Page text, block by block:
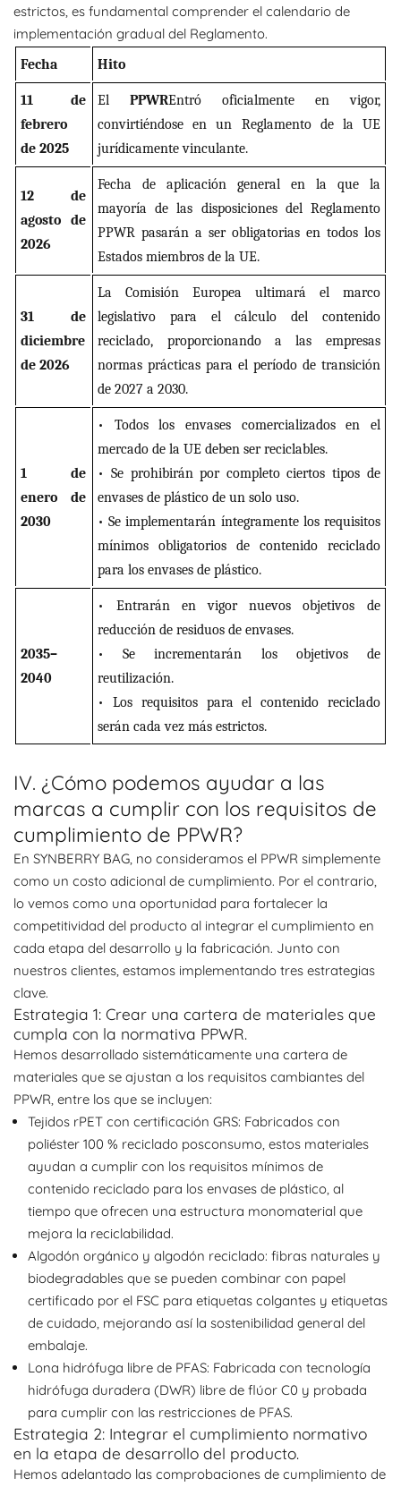
estrictos, es fundamental comprender el calendario de
implementación gradual del Reglamento.
Fecha Hito
11 de
febrero
de 2025
ElPPWREntró oficialmente en vigor,
convirtiéndose en un Reglamento de la UE
jurídicamente vinculante.
12 de
agosto de
2026
Fecha de aplicación general en la que la
mayoría de las disposiciones del Reglamento
PPWR pasarán a ser obligatorias en todos los
Estados miembros de la UE.
31 de
diciembre
de 2026
La Comisión Europea ultimará el marco
legislativo para el cálculo del contenido
reciclado, proporcionando a las empresas
normas prácticas para el período de transición
de 2027 a 2030.
1 de
enero de
2030
• Todos los envases comercializados en el
mercado de la UE deben ser reciclables.
• Se prohibirán por completo ciertos tipos de
envases de plástico de un solo uso.
• Se implementarán íntegramente los requisitos
mínimos obligatorios de contenido reciclado
para los envases de plástico.
2035–
2040
• Entrarán en vigor nuevos objetivos de
reducción de residuos de envases.
• Se incrementarán los objetivos de
reutilización.
• Los requisitos para el contenido reciclado
serán cada vez más estrictos.
IV. ¿Cómo podemos ayudar a las
marcas a cumplir con los requisitos de
cumplimiento de PPWR?
En SYNBERRY BAG, no consideramos el PPWR simplemente
como un costo adicional de cumplimiento. Por el contrario,
lo vemos como una oportunidad para fortalecer la
competitividad del producto al integrar el cumplimiento en
cada etapa del desarrollo y la fabricación. Junto con
nuestros clientes, estamos implementando tres estrategias
clave.
Estrategia 1: Crear una cartera de materiales que
cumpla con la normativa PPWR.
Hemos desarrollado sistemáticamente una cartera de
materiales que se ajustan a los requisitos cambiantes del
PPWR, entre los que se incluyen:
Tejidos rPET con certificación GRS: Fabricados con
poliéster 100 % reciclado posconsumo, estos materiales
ayudan a cumplir con los requisitos mínimos de
contenido reciclado para los envases de plástico, al
tiempo que ofrecen una estructura monomaterial que
mejora la reciclabilidad.
Algodón orgánico y algodón reciclado: fibras naturales y
biodegradables que se pueden combinar con papel
certificado por el FSC para etiquetas colgantes y etiquetas
de cuidado, mejorando así la sostenibilidad general del
embalaje.
Lona hidrófuga libre de PFAS: Fabricada con tecnología
hidrófuga duradera (DWR) libre de flúor C0 y probada
para cumplir con las restricciones de PFAS.
Estrategia 2: Integrar el cumplimiento normativo
en la etapa de desarrollo del producto.
Hemos adelantado las comprobaciones de cumplimiento de